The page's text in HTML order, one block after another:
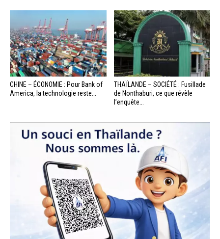
CHINE – ÉCONOMIE : Pour Bank of
America, la technologie reste...
THAÏLANDE – SOCIÉTÉ : Fusillade
de Nonthaburi, ce que révèle
l’enquête...